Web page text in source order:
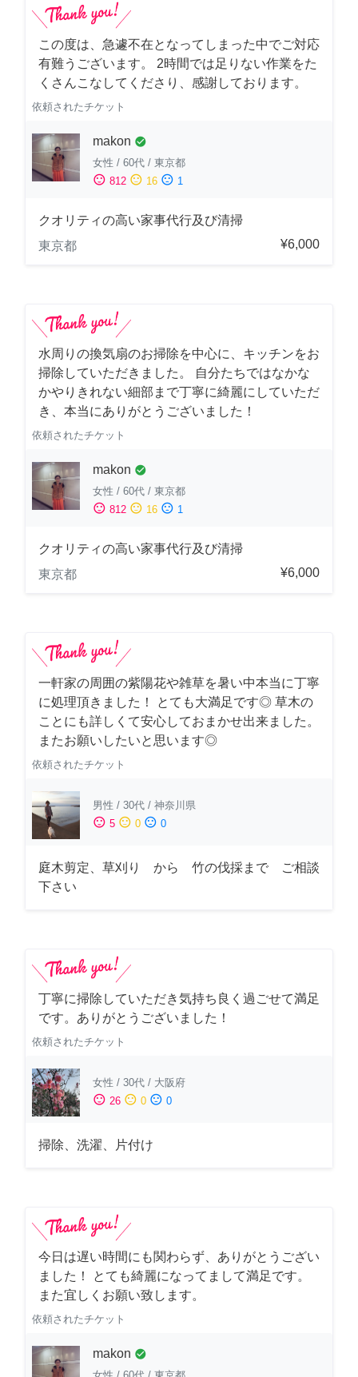
この度は、急遽不在となってしまった中でご対応
有難うございます。 2時間では足りない作業をた
くさんこなしてくださり、感謝しております。
依頼されたチケット
makon check_circle
女性 / 60代 / 東京都
sentiment_satisfied 812 sentiment_neutral 16 sentiment_dissatisfied 1
クオリティの高い家事代行及び清掃
東京都
¥6,000
水周りの換気扇のお掃除を中心に、キッチンをお
掃除していただきました。 自分たちではなかな
かやりきれない細部まで丁寧に綺麗にしていただ
き、本当にありがとうございました！
依頼されたチケット
makon check_circle
女性 / 60代 / 東京都
sentiment_satisfied 812 sentiment_neutral 16 sentiment_dissatisfied 1
クオリティの高い家事代行及び清掃
東京都
¥6,000
一軒家の周囲の紫陽花や雑草を暑い中本当に丁寧
に処理頂きました！ とても大満足です◎ 草木の
ことにも詳しくて安心しておまかせ出来ました。
またお願いしたいと思います◎
依頼されたチケット
男性 / 30代 / 神奈川県
sentiment_satisfied 5 sentiment_neutral 0 sentiment_dissatisfied 0
庭木剪定、草刈り から 竹の伐採まで ご相談
下さい
丁寧に掃除していただき気持ち良く過ごせて満足
です。ありがとうございました！
依頼されたチケット
女性 / 30代 / 大阪府
sentiment_satisfied 26 sentiment_neutral 0 sentiment_dissatisfied 0
掃除、洗濯、片付け
今日は遅い時間にも関わらず、ありがとうござい
ました！ とても綺麗になってまして満足です。
また宜しくお願い致します。
依頼されたチケット
makon check_circle